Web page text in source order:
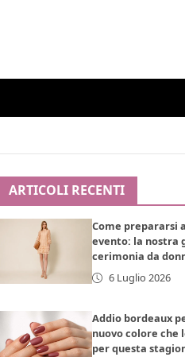
ARTICOLI RECENTI
Come prepararsi
evento: la nostra
cerimonia da
6 Luglio 2026
Addio bordeaux
nuovo colore che
per questa